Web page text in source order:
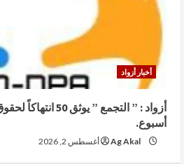
أخبار أزواد
أزواد : ” التجمع ”
أسبوع.
Ag Akal أغسطس 2, 2026